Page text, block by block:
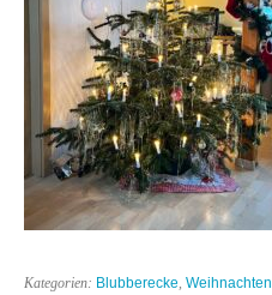
Kategorien: Blubberecke Weihnachten